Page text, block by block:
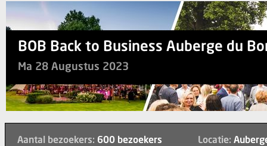
BOB Back to Business Auberge du
Ma 28 Augustus 2023
Aantal bezoekers: 600 bezoekers Locatie: